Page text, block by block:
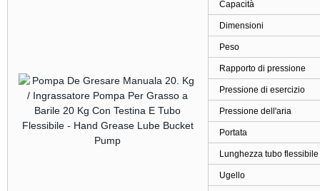
Capacità
Dimensioni
Peso
Rapporto di pressione
Pressione di esercizio
Pressione dell'aria
Portata
Lunghezza tubo flessibile
Ugello